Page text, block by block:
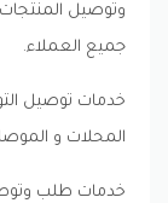
وتوصيل
جميع العملاء.
خدمات توصيل
المحلات و
خدمات طلب